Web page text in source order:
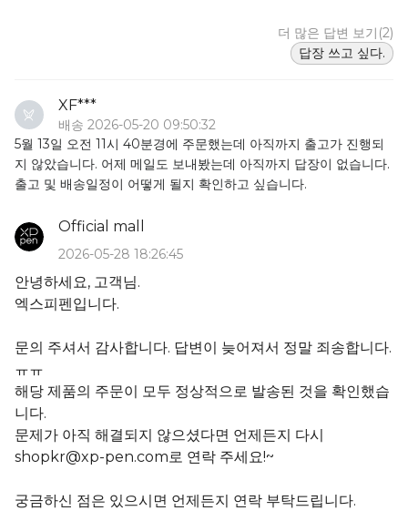
더 많은 답변 보기(2)
답장 쓰고 싶다.
XF***
배송 2026-05-20 09:50:32
5월 13일 오전 11시 40분경에 주문했는데 아직까지 출고가 진행되
지 않았습니다. 어제 메일도 보내봤는데 아직까지 답장이 없습니다.
출고 및 배송일정이 어떻게 될지 확인하고 싶습니다.
Official mall
2026-05-28 18:26:45
안녕하세요, 고객님.
엑스피펜입니다.
문의 주셔서 감사합니다. 답변이 늦어져서 정말 죄송합니다.
ㅠㅠ
해당 제품의 주문이 모두 정상적으로 발송된 것을 확인했습
니다.
문제가 아직 해결되지 않으셨다면 언제든지 다시
shopkr@xp-pen.com로 연락 주세요!~
궁금하신 점은 있으시면 언제든지 연락 부탁드립니다.